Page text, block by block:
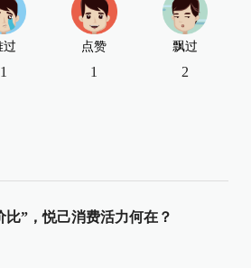
过
1
点赞
1
飘过
2
比”，悦己消费活力何在？